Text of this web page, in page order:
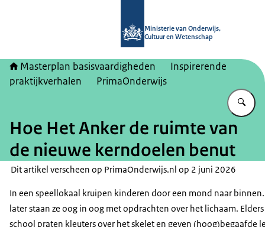
Ministerie van Onderwijs,
Cultuur en Wetenschap
Masterplan basisvaardigheden
Inspirerende
praktijkverhalen
PrimaOnderwijs
Hoe Het Anker de ruimte van
de nieuwe kerndoelen benut
Dit artikel verscheen op PrimaOnderwijs.nl op 2 juni 2026
In een speellokaal kruipen kinderen door een mond naar binnen.
later staan ze oog in oog met opdrachten over het lichaam.
school praten kleuters over het skelet en geven (hoog)begaafde